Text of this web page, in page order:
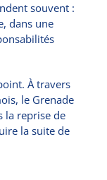
souvent :
dans une
À travers
le Grenade
la reprise de
la suite de